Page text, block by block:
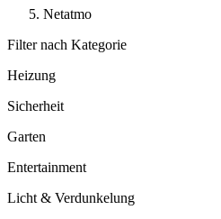
Netatmo
Filter nach Kategorie
Heizung
Sicherheit
Garten
Entertainment
Licht & Verdunkelung